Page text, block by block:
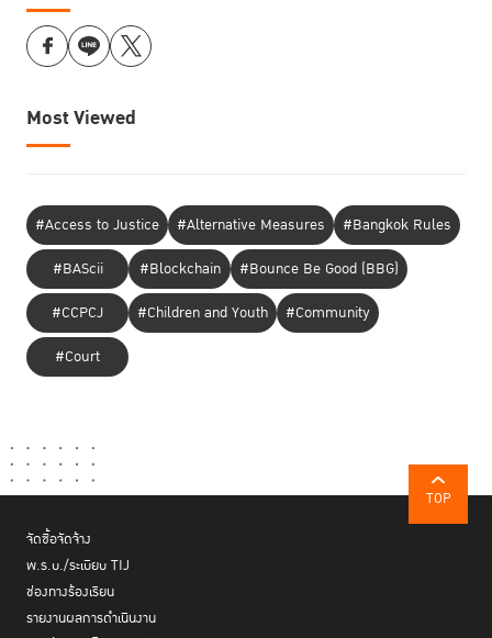
Most Viewed
#Access to Justice #Alternative Measures
#Bangkok Rules
#BAScii
#Blockchain
#Bounce Be Good (BBG)
#CCPCJ
#Children and Youth
#Community
#Court
TOP
จัดซื้อจัดจ้าง
พ.ร.บ./ระเบียบ TIJ
ช่องทางร้องเรียน
รายงานผลการดำเนินงาน